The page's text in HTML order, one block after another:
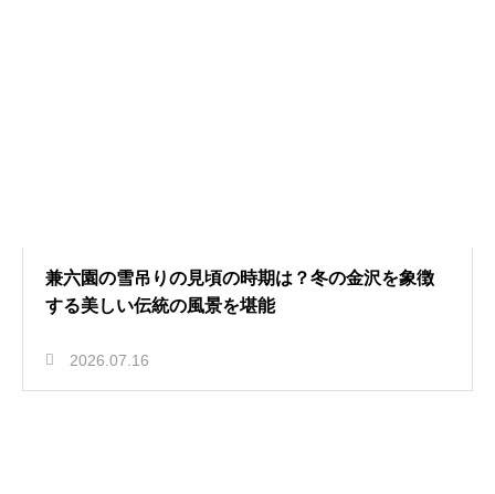
兼六園の雪吊りの見頃の時期は？冬の金沢を象徴
する美しい伝統の風景を堪能
2026.07.16